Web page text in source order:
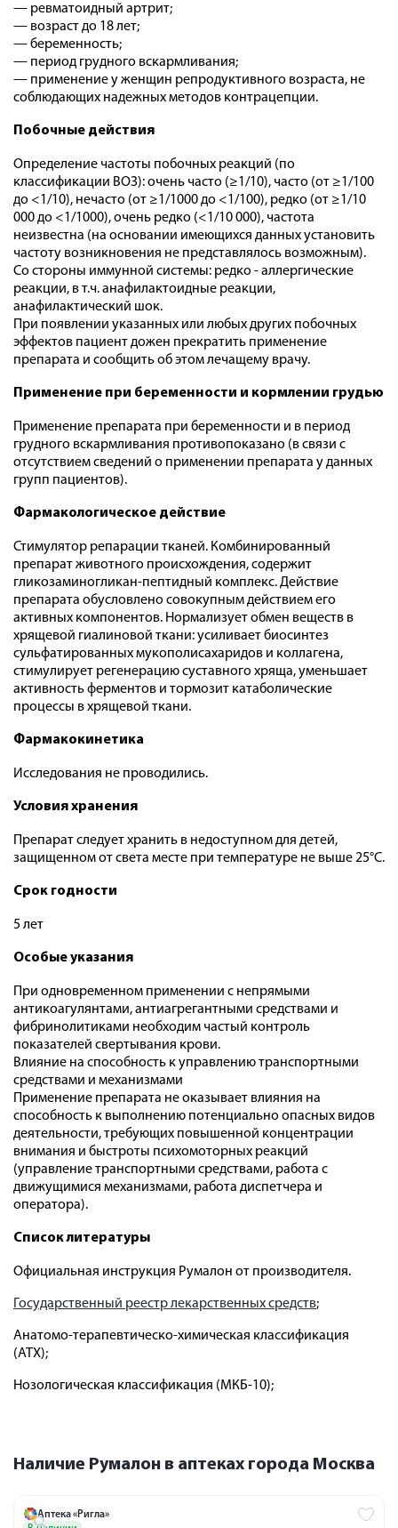
— ревматоидный артрит;
— возраст до 18 лет;
— беременность;
— период грудного вскармливания;
— применение у женщин репродуктивного возраста, не
соблюдающих надежных методов контрацепции.
Побочные действия
Определение частоты побочных реакций (по
классификации ВОЗ): очень часто (≥1/10), часто (от ≥1/100
до <1/10), нечасто (от ≥1/1000 до <1/100), редко (от ≥1/10
000 до <1/1000), очень редко (<1/10 000), частота
неизвестна (на основании имеющихся данных установить
частоту возникновения не представлялось возможным).
Со стороны иммунной системы: редко - аллергические
реакции, в т.ч. анафилактоидные реакции,
анафилактический шок.
При появлении указанных или любых других побочных
эффектов пациент дожен прекратить применение
препарата и сообщить об этом лечащему врачу.
Применение при беременности и кормлении грудью
Применение препарата при беременности и в период
грудного вскармливания противопоказано (в связи с
отсутствием сведений о применении препарата у данных
групп пациентов).
Фармакологическое действие
Стимулятор репарации тканей. Комбинированный
препарат животного происхождения, содержит
гликозаминогликан-пептидный комплекс. Действие
препарата обусловлено совокупным действием его
активных компонентов. Нормализует обмен веществ в
хрящевой гиалиновой ткани: усиливает биосинтез
сульфатированных мукополисахаридов и коллагена,
стимулирует регенерацию суставного хряща, уменьшает
активность ферментов и тормозит катаболические
процессы в хрящевой ткани.
Фармакокинетика
Исследования не проводились.
Условия хранения
Препарат следует хранить в недоступном для детей,
защищенном от света месте при температуре не выше 25°С.
Срок годности
5 лет
Особые указания
При одновременном применении с непрямыми
антикоагулянтами, антиагрегантными средствами и
фибринолитиками необходим частый контроль
показателей свертывания крови.
Влияние на способность к управлению транспортными
средствами и механизмами
Применение препарата не оказывает влияния на
способность к выполнению потенциально опасных видов
деятельности, требующих повышенной концентрации
внимания и быстроты психомоторных реакций
(управление транспортными средствами, работа с
движущимися механизмами, работа диспетчера и
оператора).
Список литературы
Официальная инструкция Румалон от производителя.
Государственный реестр лекарственных средств;
Анатомо-терапевтическо-химическая классификация
(ATX);
Нозологическая классификация (МКБ-10);
Наличие Румалон в аптеках города Москва
Аптека «Ригла»